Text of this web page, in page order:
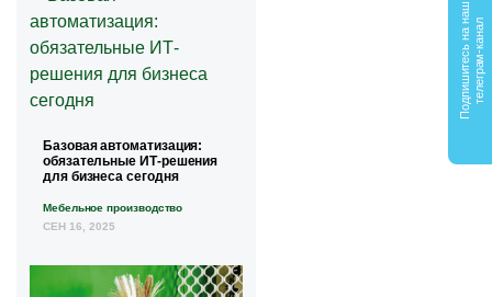
Базовая автоматизация:
обязательные ИТ-решения
для бизнеса сегодня
Мебельное производство
СЕН 16, 2025
П
о
д
п
и
ш
и
т
е
с
ь
н
ан
а
ш
т
е
л
е
г
р
а
м
-
к
а
н
ал